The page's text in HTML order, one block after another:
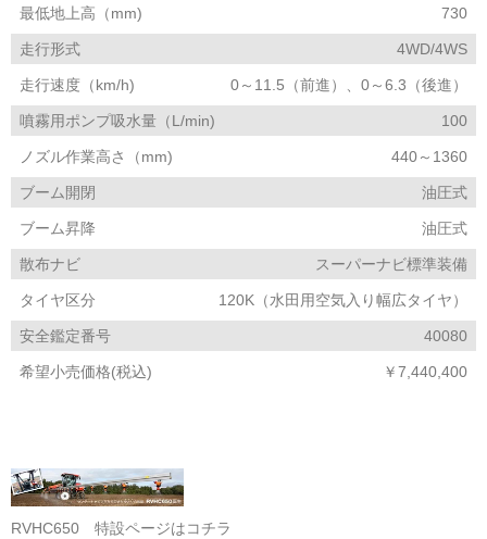
最低地上高（mm) 730
走行形式 4WD/4WS
走行速度（km/h) 0～11.5（前進）、0～6.3（後進）
噴霧用ポンプ吸水量（L/min) 100
ノズル作業高さ（mm) 440～1360
ブーム開閉 油圧式
ブーム昇降 油圧式
散布ナビ スーパーナビ標準装備
タイヤ区分 120K（水田用空気入り幅広タイヤ）
安全鑑定番号 40080
希望小売価格(税込) ￥7,440,400
RVHC650 特設ページはコチラ